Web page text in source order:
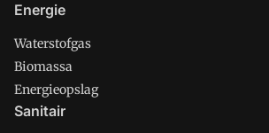
Energie
Waterstofgas
Biomassa
Energieopslag
Sanitair